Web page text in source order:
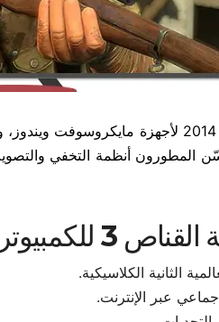
أنظمة التخفي
برابط واحد:
الثانية الكلاسيكية.
عبر الإنترنت.